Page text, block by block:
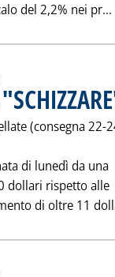
del 2,2% nei pr...
(consegna 22-
di lunedì da una
dollari rispetto alle
di oltre 11